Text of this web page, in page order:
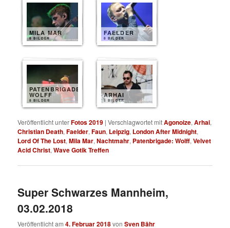
MILA MAR
8 BILDER
FAELDER
8 BILDER
PATENBRIGADE
WOLFF
8 BILDER
ARHAI
5 BILDER
Veröffentlicht unterFotos 2019 |Verschlagwortet mitAgonoize,Arhai,
Christian Death,Faelder,Faun, Leipzig, London After Midnight,
Lord Of The Lost,Mila Mar,Nachtmahr, Patenbrigade: Wolff,Velvet
Acid Christ,Wave Gotik Treffen
Super Schwarzes Mannheim,
03.02.2018
Veröffentlicht am4. Februar 2018vonSven Bähr